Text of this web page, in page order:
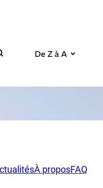
De Z à A
À proposFAQ